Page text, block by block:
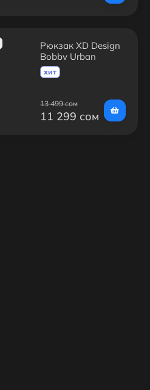
Рюкзак XD Design
Bobby Urban
хит
13 499 сом
11 299 сом